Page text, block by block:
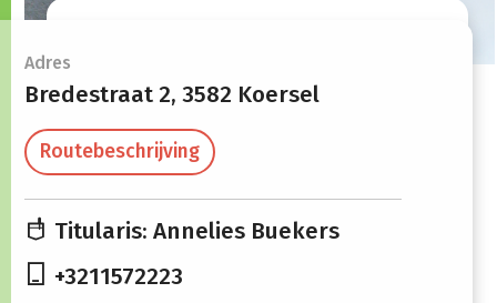
Adres
Bredestraat 2, 3582 Koersel
Routebeschrijving
Titularis: Annelies Buekers
+3211572223
Maandag
Woensdag